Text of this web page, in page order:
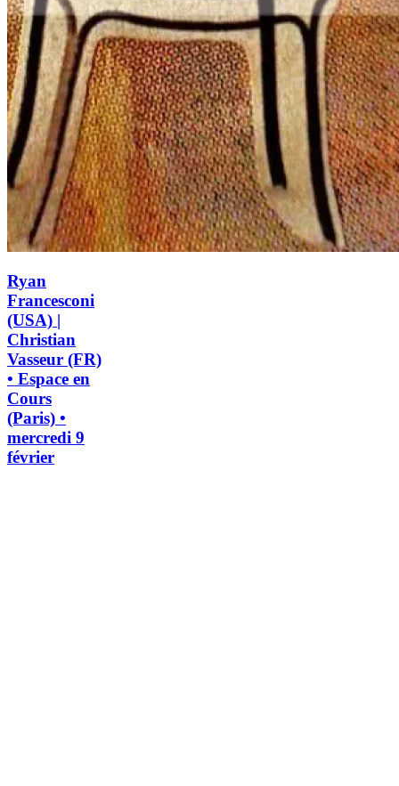
Ryan
Francesconi
(USA) |
Christian
Vasseur (FR)
• Espace en
Cours
(Paris) •
mercredi 9
février